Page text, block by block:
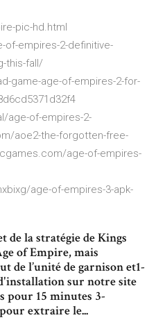
pic-hd.html
empires-2-definitive-
this-fall/
game-age-of-empires-2-for-
age-of-empires-2-
aoe2-the-forgotten-free-
age-of-empires-
age-of-empires-3-apk-
de la stratégie de Kings
of Empire, mais
de l’unité de garnison et1-
sur notre site
pour 15 minutes 3-
extraire le...